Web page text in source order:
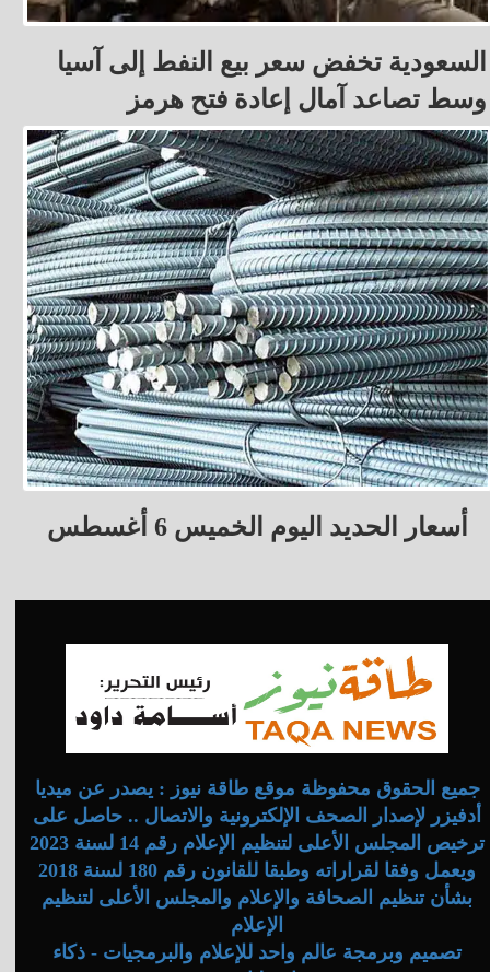
السعودية تخفض سعر بيع النفط إلى آسيا
وسط تصاعد آمال إعادة فتح هرمز
أسعار الحديد اليوم الخميس 6 أغسطس
جميع الحقوق محفوظة موقع طاقة نيوز : يصدر عن ميديا
أدفيزر لإصدار الصحف الإلكترونية والاتصال .. حاصل على
ترخيص المجلس الأعلى لتنظيم الإعلام رقم 14 لسنة 2023
ويعمل وفقا لقراراته وطبقا للقانون رقم 180 لسنة 2018
بشأن تنظيم الصحافة والإعلام والمجلس الأعلى لتنظيم
الإعلام
تصميم وبرمجة عالم واحد للإعلام والبرمجيات - ذكاء